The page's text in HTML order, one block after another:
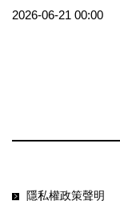
2026-06-21 00:00
隱私權政策聲明